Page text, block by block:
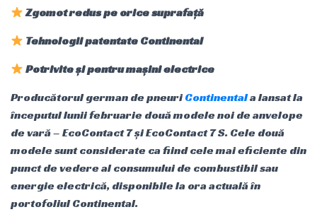
Zgomot redus pe orice suprafață
Tehnologii patentate Continental
Potrivite și pentru mașini electrice
Producătorul german de pneuriContinentala lansat la
începutul lunii februarie două modele noi de anvelope
de vară – EcoContact 7 și EcoContact 7 S. Cele două
modele sunt considerate ca fiind cele mai eficiente din
punct de vedere al consumului de combustibil sau
energie electrică, disponibile la ora actuală în
portofoliul Continental.